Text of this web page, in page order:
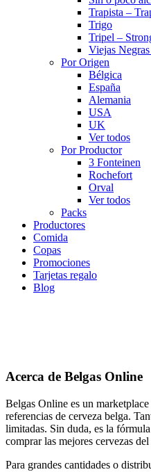
Trapista –
Trigo
Tripel –
Viejas
Por Origen
Bélgica
España
Alemania
USA
UK
Ver todos
Por Productor
3 Fonteinen
Rochefort
Orval
Ver todos
Packs
Productores
Comida
Copas
Promociones
Tarjetas regalo
Blog
Acerca de Belgas Online
Belgas Online es un
referencias de cerveza belga.
limitadas. Sin duda, es la
comprar las mejores cervezas
Para grandes cantidades o